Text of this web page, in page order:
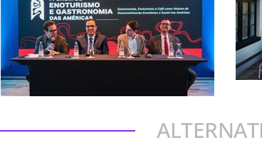
exposição de produtos como vinhos,
queijos, cafés e chocolates
alto